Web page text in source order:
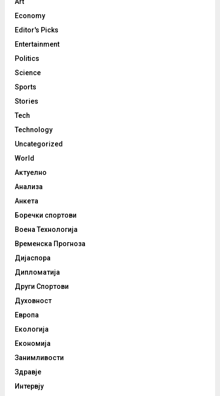
Economy
Editor's Picks
Entertainment
Politics
Science
Sports
Stories
Tech
Technology
Uncategorized
World
Актуелно
Анализа
Анкета
Боречки спортови
Воена Технологија
Временска Прогноза
Дијаспора
Дипломатија
Други Спортови
Духовност
Европа
Екологија
Економија
Занимливости
Здравје
Интервју